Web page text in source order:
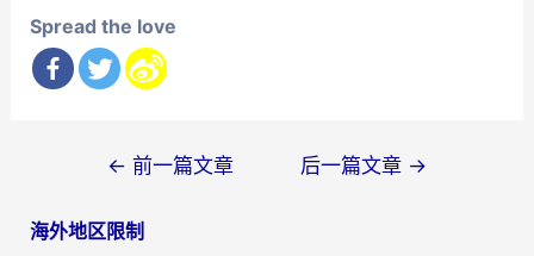
Spread the love
导
← 前一篇文章 后一篇文章 →
海外地区限制